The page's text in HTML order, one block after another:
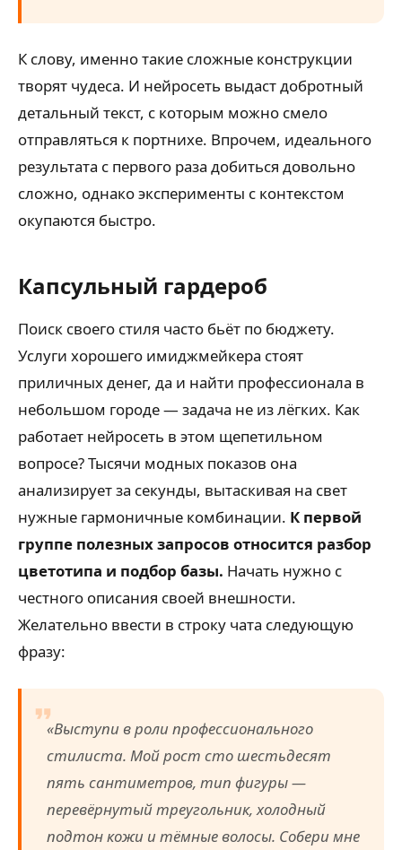
К слову, именно такие сложные конструкции
творят чудеса. И нейросеть выдаст добротный
детальный текст, с которым можно смело
отправляться к портнихе. Впрочем, идеального
результата с первого раза добиться довольно
сложно, однако эксперименты с контекстом
окупаются быстро.
Капсульный гардероб
Поиск своего стиля часто бьёт по бюджету.
Услуги хорошего имиджмейкера стоят
приличных денег, да и найти профессионала в
небольшом городе — задача не из лёгких. Как
работает нейросеть в этом щепетильном
вопросе? Тысячи модных показов она
анализирует за секунды, вытаскивая на свет
нужные гармоничные комбинации. К первой
группе полезных запросов относится разбор
цветотипа и подбор базы. Начать нужно с
честного описания своей внешности.
Желательно ввести в строку чата следующую
фразу:
«Выступи в роли профессионального
стилиста. Мой рост сто шестьдесят
пять сантиметров, тип фигуры —
перевёрнутый треугольник, холодный
подтон кожи и тёмные волосы. Собери мне